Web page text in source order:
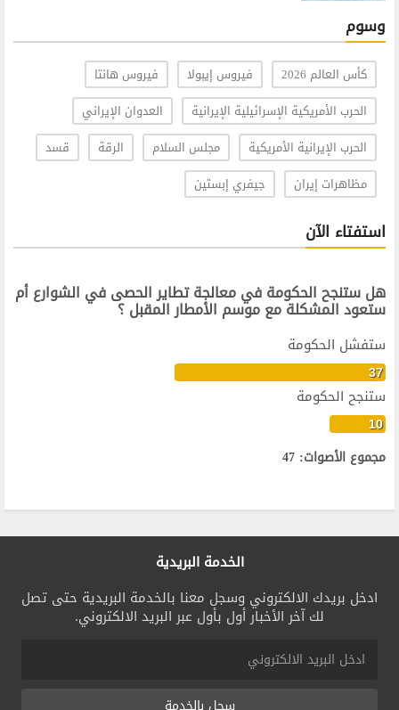
وسوم
كأس العالم 2026 فيروس إيبولا
فيروس هانتا
الحرب الأمريكية الإسرائيلية الإيرانية
العدوان الإيراني
الحرب الإيرانية الأمريكية
مجلس السلام الرقة
قسد
مظاهرات إيران
جيفري إبستين
استفتاء الآن
هل ستنجح الحكومة في معالجة تطاير الحصى في الشوارع أم
ستعود المشكلة مع موسم الأمطار المقبل ؟
ستفشل الحكومة
37
ستنجح الحكومة
10
مجموع الأصوات: 47
الخدمة البريدية
ادخل بريدك الالكتروني وسجل معنا بالخدمة البريدية حتى تصل
لك آخر الأخبار أول بأول عبر البريد الالكتروني.